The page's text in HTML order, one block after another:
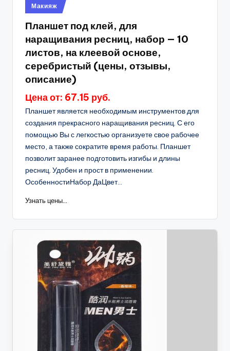
Опубликовано
в
Макияж
Планшет под клей, для
наращивания ресниц, набор — 10
листов, на клеевой основе,
серебристый (цены, отзывы,
описание)
Цена от: 67.15 руб.
Планшет является необходимым инструментов для
создания прекрасного наращивания ресниц. С его
помощью Вы с легкостью организуете свое рабочее
место, а также сократите время работы. Планшет
позволит заранее подготовить изгибы и длины
ресниц. Удобен и прост в применении.
ОсобенностиНабор ДаЦвет...
Узнать цены...